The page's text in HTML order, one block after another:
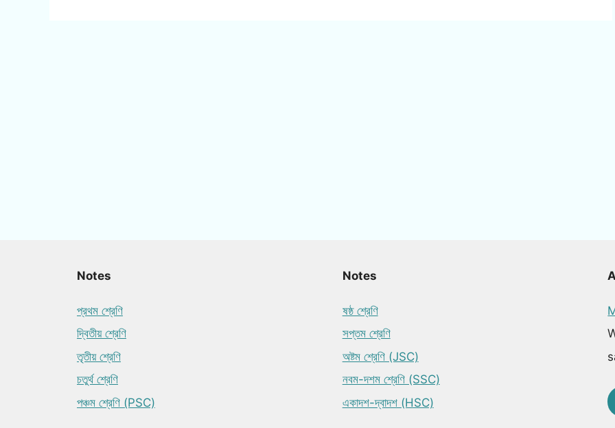
Notes
প্রথম শ্রেণি
দ্বিতীয় শ্রেণি
তৃতীয় শ্রেণি
চতুর্থ শ্রেণি
পঞ্চম শ্রেণি (PSC)
Notes
ষষ্ঠ শ্রেণি
সপ্তম শ্রেণি
অষ্টম শ্রেণি (JSC)
নবম-দশম শ্রেণি (SSC)
একাদশ-দ্বাদশ (HSC)